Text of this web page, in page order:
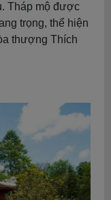
Tháp mộ được
trọng, thể hiện
thượng Thích